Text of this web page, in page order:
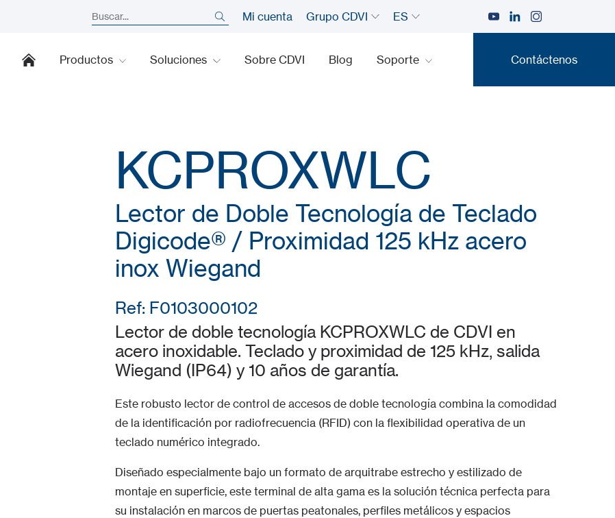
Mi cuenta Grupo CDVI ES
Productos Soluciones Sobre CDVI Blog Soporte Contáctenos
KCPROXWLC
Lector de Doble Tecnología de Teclado
Digicode® / Proximidad 125 kHz acero
inox Wiegand
Ref: F0103000102
Lector de doble tecnología KCPROXWLC de CDVI en
acero inoxidable. Teclado y proximidad de 125 kHz, salida
Wiegand (IP64) y 10 años de garantía.
Este robusto lector de control de accesos de doble tecnología combina la comodidad
de la identificación por radiofrecuencia (RFID) con la flexibilidad operativa de un
teclado numérico integrado.
Diseñado especialmente bajo un formato de arquitrabe estrecho y estilizado de
montaje en superficie, este terminal de alta gama es la solución técnica perfecta para
su instalación en marcos de puertas peatonales, perfiles metálicos y espacios